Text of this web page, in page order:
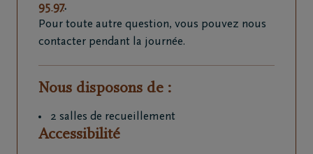
95 97.
Pour toute autre question, vous pouvez nous
contacter pendant la journée.
Nous disposons de :
2 salles de recueillement
Accessibilité